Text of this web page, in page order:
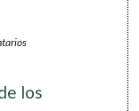
los